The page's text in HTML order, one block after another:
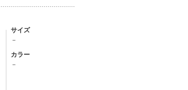
サイズ
－
カラー
－